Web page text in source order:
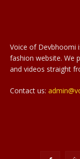
Voice of Devbhoomi
fashion website. We
and videos straight
Contact us: